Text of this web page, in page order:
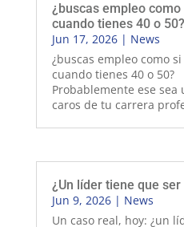
¿buscas empleo
cuando tienes 40 o 50?
Jun 17, 2026| News
¿buscas empleo como
cuando tienes 40 o 50?
Probablemente ese
caros de tu carrera
¿Un líder tiene que
Jun 9, 2026| News
Un caso real, hoy: ¿un